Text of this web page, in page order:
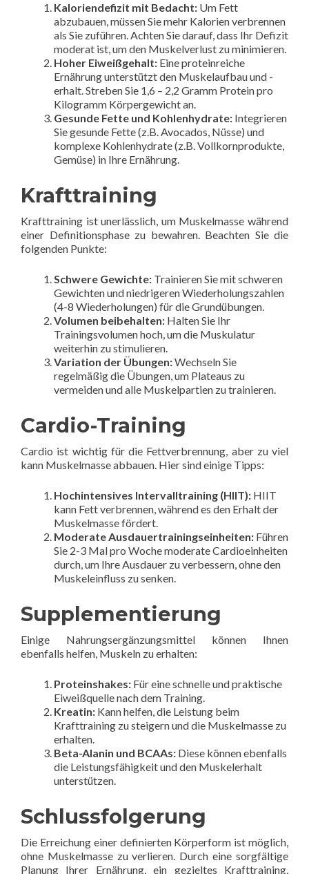
Kaloriendefizit mit Bedacht: Um Fett
abzubauen, müssen Sie mehr Kalorien verbrennen
als Sie zuführen. Achten Sie darauf, dass Ihr Defizit
moderat ist, um den Muskelverlust zu minimieren.
Hoher Eiweißgehalt: Eine proteinreiche
Ernährung unterstützt den Muskelaufbau und -
erhalt. Streben Sie 1,6 – 2,2 Gramm Protein pro
Kilogramm Körpergewicht an.
Gesunde Fette und Kohlenhydrate: Integrieren
Sie gesunde Fette (z.B. Avocados, Nüsse) und
komplexe Kohlenhydrate (z.B. Vollkornprodukte,
Gemüse) in Ihre Ernährung.
Krafttraining
Krafttraining ist unerlässlich, um Muskelmasse während
einer Definitionsphase zu bewahren. Beachten Sie die
folgenden Punkte:
Schwere Gewichte: Trainieren Sie mit schweren
Gewichten und niedrigeren Wiederholungszahlen
(4-8 Wiederholungen) für die Grundübungen.
Volumen beibehalten: Halten Sie Ihr
Trainingsvolumen hoch, um die Muskulatur
weiterhin zu stimulieren.
Variation der Übungen:Wechseln Sie
regelmäßig die Übungen, um Plateaus zu
vermeiden und alle Muskelpartien zu trainieren.
Cardio-Training
Cardio ist wichtig für die Fettverbrennung, aber zu viel
kann Muskelmasse abbauen. Hier sind einige Tipps:
Hochintensives Intervalltraining (HIIT): HIIT
kann Fett verbrennen, während es den Erhalt der
Muskelmasse fördert.
Moderate Ausdauertrainingseinheiten: Führen
Sie 2-3 Mal pro Woche moderate Cardioeinheiten
durch, um Ihre Ausdauer zu verbessern, ohne den
Muskeleinfluss zu senken.
Supplementierung
Einige Nahrungsergänzungsmittel können Ihnen
ebenfalls helfen, Muskeln zu erhalten:
Proteinshakes: Für eine schnelle und praktische
Eiweißquelle nach dem Training.
Kreatin: Kann helfen, die Leistung beim
Krafttraining zu steigern und die Muskelmasse zu
erhalten.
Beta-Alanin und BCAAs: Diese können ebenfalls
die Leistungsfähigkeit und den Muskelerhalt
unterstützen.
Schlussfolgerung
Die Erreichung einer definierten Körperform ist möglich,
ohne Muskelmasse zu verlieren. Durch eine sorgfältige
Planung Ihrer Ernährung, ein gezieltes Krafttraining,